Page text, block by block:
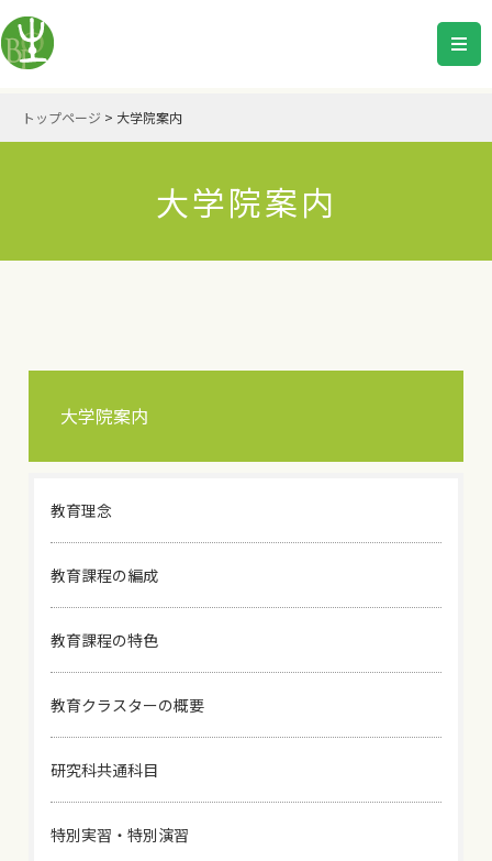
トップページ > 大学院案内
大学院案内
大学院案内
教育理念
教育課程の編成
教育課程の特色
教育クラスターの概要
研究科共通科目
特別実習・特別演習